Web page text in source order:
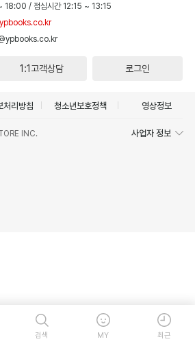
18:00 / 점심시간 12:15 ~ 13:15
1:1고객상담 로그인
처리방침 청소년보호정책 영상정보
INC. 사업자 정보
검색 MY 최근